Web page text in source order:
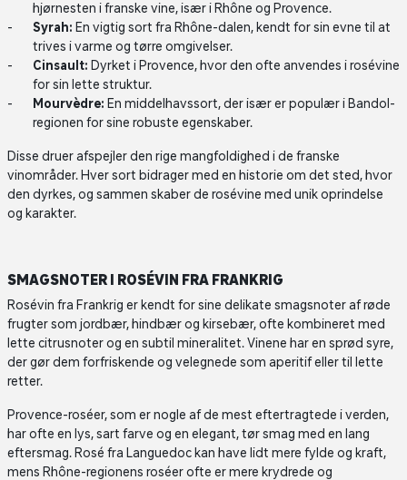
hjørnesten i franske vine, især i Rhône og Provence.
Syrah: En vigtig sort fra Rhône-dalen, kendt for sin evne til at
trives i varme og tørre omgivelser.
Cinsault: Dyrket i Provence, hvor den ofte anvendes i rosévine
for sin lette struktur.
Mourvèdre: En middelhavssort, der især er populær i Bandol-
regionen for sine robuste egenskaber.
Disse druer afspejler den rige mangfoldighed i de franske
vinområder. Hver sort bidrager med en historie om det sted, hvor
den dyrkes, og sammen skaber de rosévine med unik oprindelse
og karakter.
SMAGSNOTER I ROSÉVIN FRA FRANKRIG
Rosévin fra Frankrig er kendt for sine delikate smagsnoter af røde
frugter som jordbær, hindbær og kirsebær, ofte kombineret med
lette citrusnoter og en subtil mineralitet. Vinene har en sprød syre,
der gør dem forfriskende og velegnede som aperitif eller til lette
retter.
Provence-roséer, som er nogle af de mest eftertragtede i verden,
har ofte en lys, sart farve og en elegant, tør smag med en lang
eftersmag. Rosé fra Languedoc kan have lidt mere fylde og kraft,
mens Rhône-regionens roséer ofte er mere krydrede og